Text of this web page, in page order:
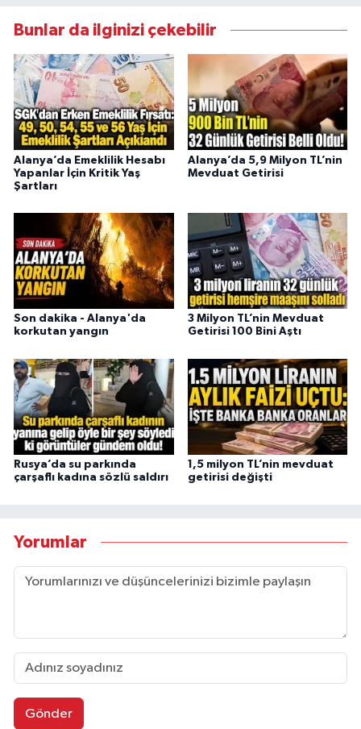
Bunlar da ilginizi çekebilir
Alanya’da Emeklilik Hesabı
Yapanlar İçin Kritik Yaş
Şartları
Alanya’da 5,9 Milyon TL’nin
Mevduat Getirisi
Son dakika - Alanya'da
korkutan yangın
3 Milyon TL’nin Mevduat
Getirisi 100 Bini Aştı
Rusya’da su parkında
çarşaflı kadına sözlü saldırı
1,5 milyon TL’nin mevduat
getirisi değişti
Yorumlar
Gönder